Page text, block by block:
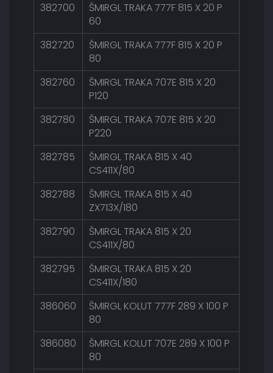
382700
ŠMIRGL TRAKA 777F 815 X 20 P
60
382720
ŠMIRGL TRAKA 777F 815 X 20 P
80
382760
ŠMIRGL TRAKA 707E 815 X 20
P120
382780
ŠMIRGL TRAKA 707E 815 X 20
P220
382785
ŠMIRGL TRAKA 815 X 40
CS411X/80
382788
ŠMIRGL TRAKA 815 X 40
ZX713X/180
382790
ŠMIRGL TRAKA 815 X 20
CS411X/80
382795
ŠMIRGL TRAKA 815 X 20
CS411X/180
386060
ŠMIRGL KOLUT 777F 289 X 100 P
80
386080
ŠMIRGL KOLUT 707E 289 X 100 P
80